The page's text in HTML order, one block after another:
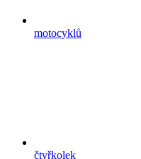
motocyklů
čtyřkolek